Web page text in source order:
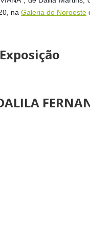
na Galeria do Noroeste